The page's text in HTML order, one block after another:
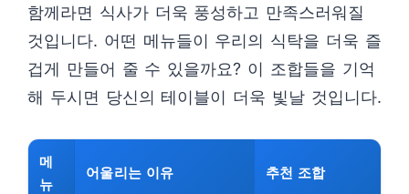
함께라면 식사가 더욱 풍성하고 만족스러워질
것입니다. 어떤 메뉴들이 우리의 식탁을 더욱 즐
겁게 만들어 줄 수 있을까요? 이 조합들을 기억
해 두시면 당신의 테이블이 더욱 빛날 것입니다.
메
뉴
어울리는 이유 추천 조합